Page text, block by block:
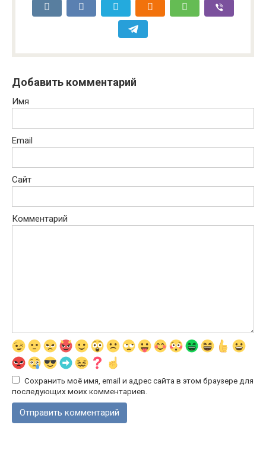
Добавить комментарий
Имя
Email
Сайт
Комментарий
Сохранить моё имя, email и адрес сайта в этом браузере для
последующих моих комментариев.